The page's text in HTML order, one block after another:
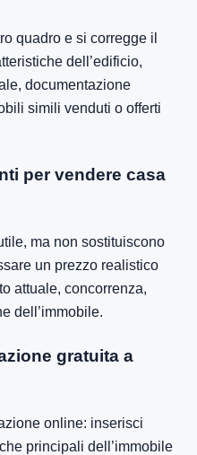
quadro e si corregge il
dell’edificio,
documentazione
simili venduti o offerti
per vendere casa
ma non sostituiscono
un prezzo realistico
attuale, concorrenza,
dell’immobile.
gratuita a
online: inserisci
principali dell’immobile